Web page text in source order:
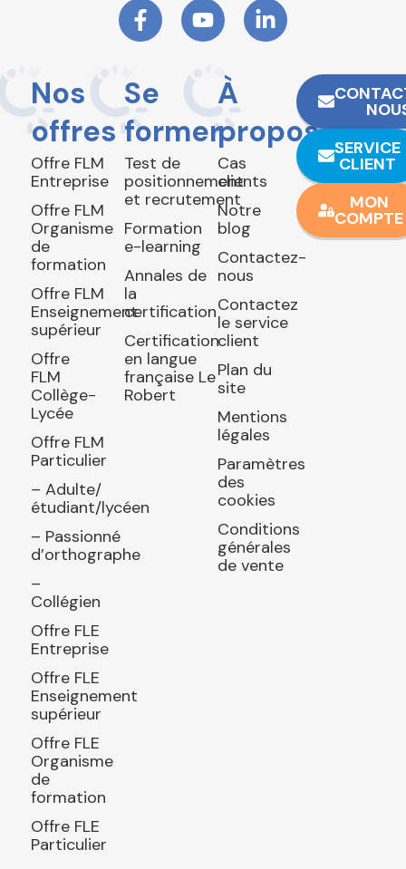
Nos
offres
Offre FLM
Entreprise
Offre FLM
Organisme
de
formation
Offre FLM
Enseignement
supérieur
Offre
FLM
Collège-
Lycée
Offre FLM
Particulier
– Adulte/
étudiant/lycéen
– Passionné
d’orthographe
–
Collégien
Offre FLE
Entreprise
Offre FLE
Enseignement
supérieur
Offre FLE
Organisme
de
formation
Offre FLE
Particulier
Se
former
Test de
positionnement
et recrutement
Formation
e-learning
Annales de
la
certification
Certification
en langue
française Le
Robert
À
propos
Cas
clients
Notre
blog
Contactez-
nous
Contactez
le service
client
Plan du
site
Mentions
légales
Paramètres
des
cookies
Conditions
générales
de vente
SERVICE
CLIENT
MON
COMPTE